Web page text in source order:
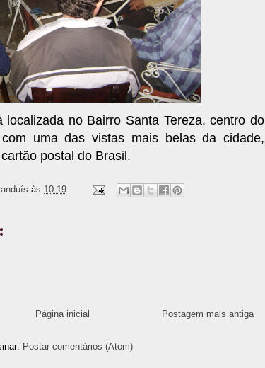
localizada no Bairro Santa Tereza, centro do
uma das vistas mais belas da cidade,
postal do Brasil.
às 10:19
Postagem mais antiga
Página inicial
Postar comentários (Atom)